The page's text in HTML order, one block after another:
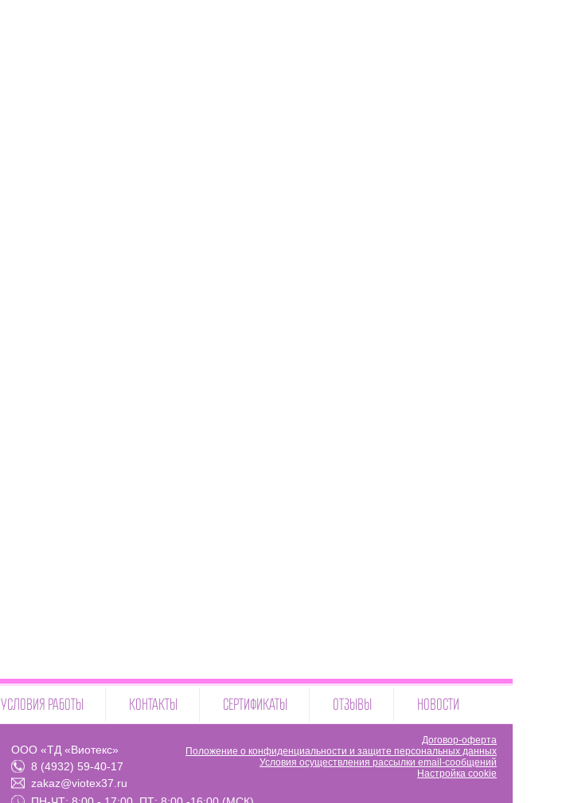
УСЛОВИЯ РАБОТЫ КОНТАКТЫ СЕРТИФИКАТЫ ОТЗЫВЫ НОВОСТИ
ООО «ТД «Виотекс»
8 (4932) 59-40-17
zakaz@viotex37.ru
Договор-оферта
Положение о конфиденциальности и защите персональных данных
Условия осуществления рассылки email-сообщений
Настройка cookie